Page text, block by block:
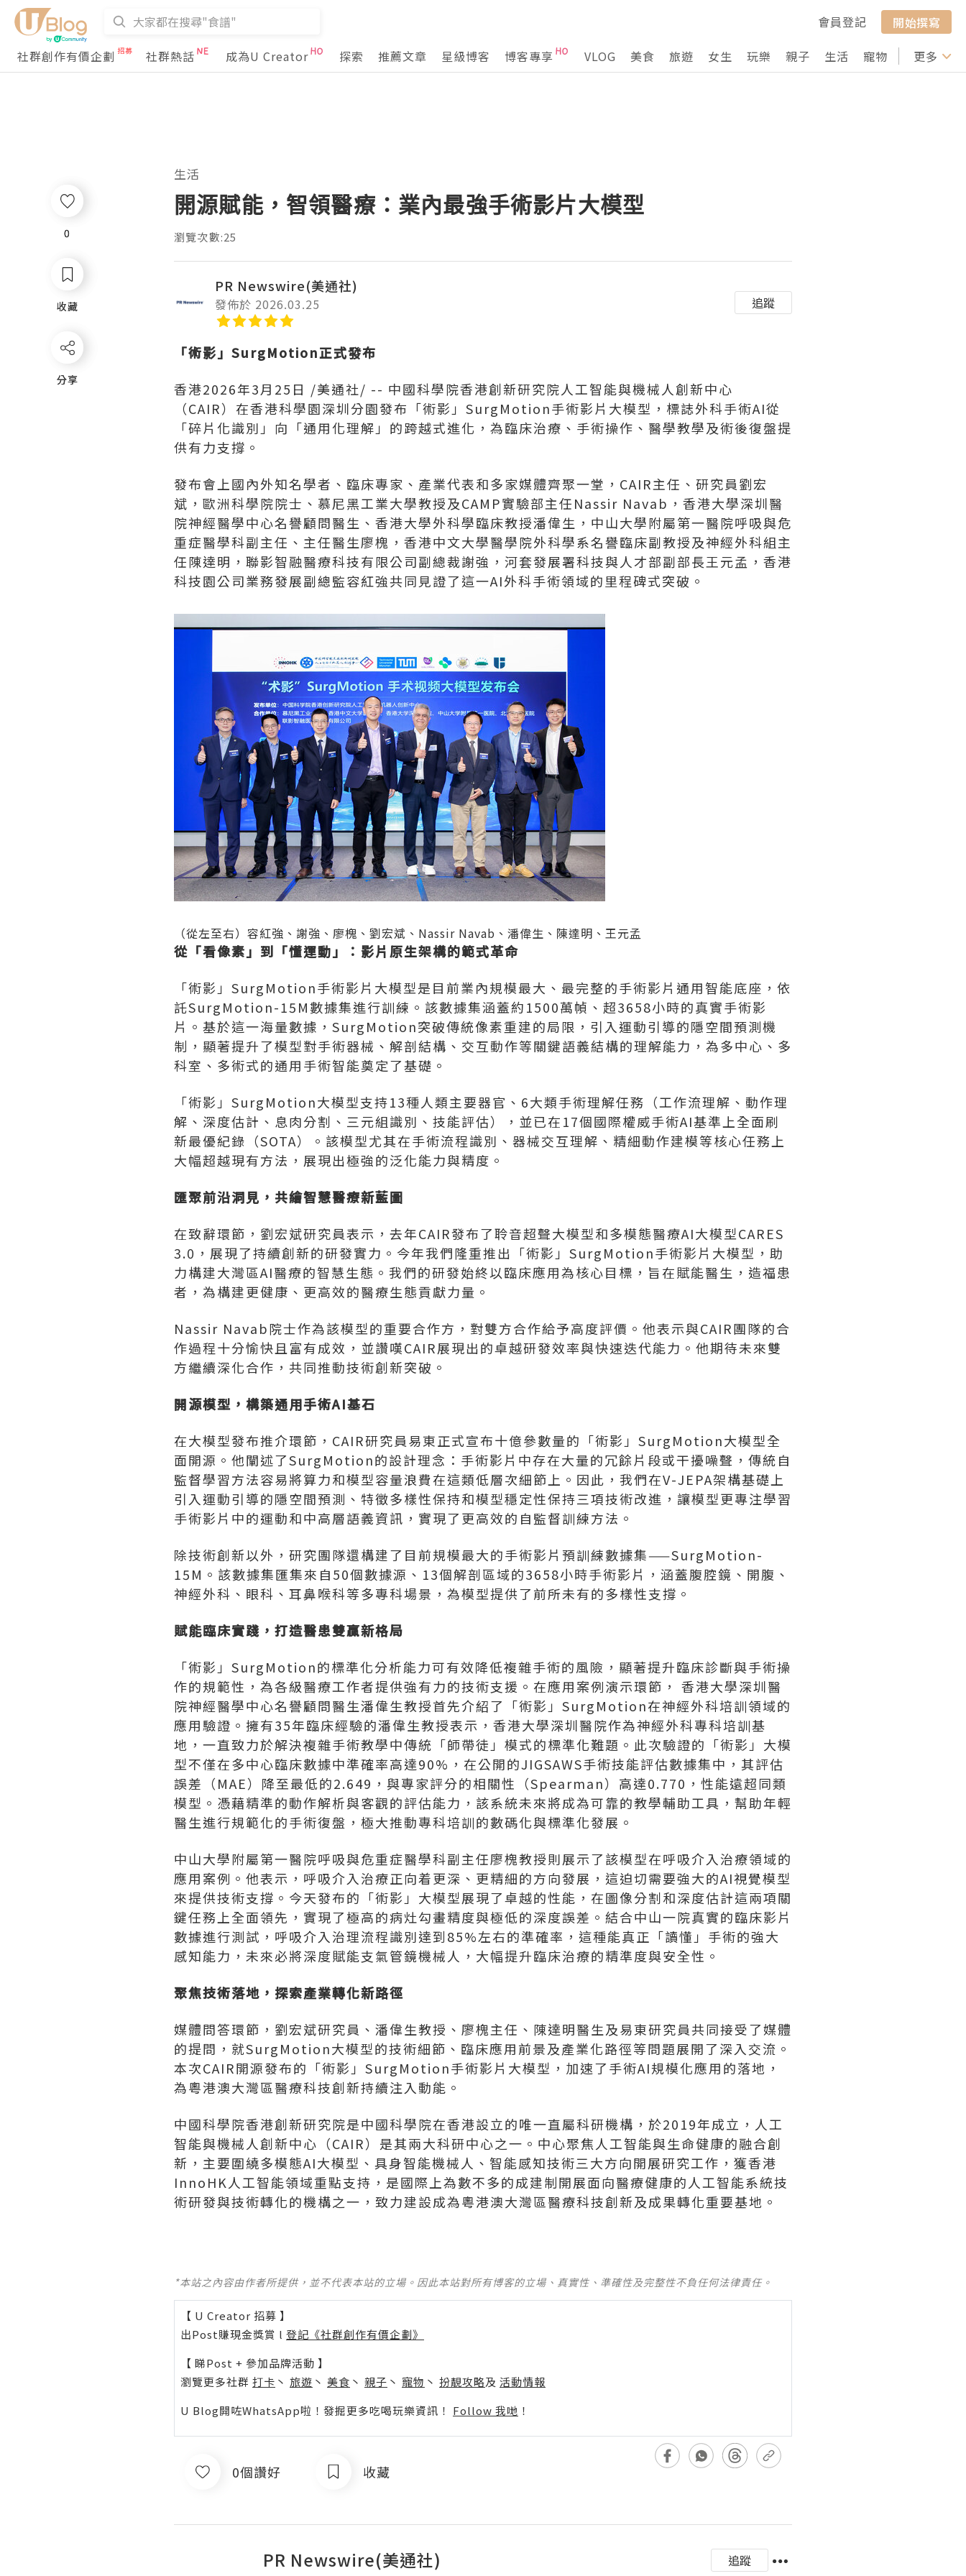
會員登記
開始撰寫
社群創作有價企劃
社群熱話 成為U Creator 探索 推薦文章 星級博客 博客專享 VLOG 美食 旅遊 女生 玩樂 親子 生活 寵物 行山 打卡
更多
0
收藏
分享
生活
開源賦能，智領醫療：業內最強手術影片大模型
瀏覽次數:25
PR Newswire(美通社)
發佈於 2026.03.25 追蹤
「術影」SurgMotion正式發布
香港2026年3月25日 /美通社/ -- 中國科學院香港創新研究院人工智能與機械人創新中心
（CAIR）在香港科學園深圳分園發布「術影」SurgMotion手術影片大模型，標誌外科手術AI從
「碎片化識別」向「通用化理解」的跨越式進化，為臨床治療、手術操作、醫學教學及術後復盤提
供有力支撐。
發布會上國內外知名學者、臨床專家、產業代表和多家媒體齊聚一堂，CAIR主任、研究員劉宏
斌，歐洲科學院院士、慕尼黑工業大學教授及CAMP實驗部主任Nassir Navab，香港大學深圳醫
院神經醫學中心名譽顧問醫生、香港大學外科學臨床教授潘偉生，中山大學附屬第一醫院呼吸與危
重症醫學科副主任、主任醫生廖槐，香港中文大學醫學院外科學系名譽臨床副教授及神經外科組主
任陳達明，聯影智融醫療科技有限公司副總裁謝強，河套發展署科技與人才部副部長王元孟，香港
科技園公司業務發展副總監容紅強共同見證了這一AI外科手術領域的里程碑式突破。
（從左至右）容紅強、謝強、廖槐、劉宏斌、Nassir Navab、潘偉生、陳達明、王元孟
從「看像素」到「懂運動」：影片原生架構的範式革命
「術影」SurgMotion手術影片大模型是目前業內規模最大、最完整的手術影片通用智能底座，依
託SurgMotion-15M數據集進行訓練。該數據集涵蓋約1500萬幀、超3658小時的真實手術影
片。基於這一海量數據，SurgMotion突破傳統像素重建的局限，引入運動引導的隱空間預測機
制，顯著提升了模型對手術器械、解剖結構、交互動作等關鍵語義結構的理解能力，為多中心、多
科室、多術式的通用手術智能奠定了基礎。
「術影」SurgMotion大模型支持13種人類主要器官、6大類手術理解任務（工作流理解、動作理
解、深度估計、息肉分割、三元組識別、技能評估），並已在17個國際權威手術AI基準上全面刷
新最優紀錄（SOTA）。該模型尤其在手術流程識別、器械交互理解、精細動作建模等核心任務上
大幅超越現有方法，展現出極強的泛化能力與精度。
匯聚前沿洞見，共繪智慧醫療新藍圖
在致辭環節，劉宏斌研究員表示，去年CAIR發布了聆音超聲大模型和多模態醫療AI大模型CARES
3.0，展現了持續創新的研發實力。今年我們隆重推出「術影」SurgMotion手術影片大模型，助
力構建大灣區AI醫療的智慧生態。我們的研發始終以臨床應用為核心目標，旨在賦能醫生，造福患
者，為構建更健康、更高效的醫療生態貢獻力量。
Nassir Navab院士作為該模型的重要合作方，對雙方合作給予高度評價。他表示與CAIR團隊的合
作過程十分愉快且富有成效，並讚嘆CAIR展現出的卓越研發效率與快速迭代能力。他期待未來雙
方繼續深化合作，共同推動技術創新突破。
開源模型，構築通用手術AI基石
在大模型發布推介環節，CAIR研究員易東正式宣布十億參數量的「術影」SurgMotion大模型全
面開源。他闡述了SurgMotion的設計理念：手術影片中存在大量的冗餘片段或干擾噪聲，傳統自
監督學習方法容易將算力和模型容量浪費在這類低層次細節上。因此，我們在V-JEPA架構基礎上
引入運動引導的隱空間預測、特徵多樣性保持和模型穩定性保持三項技術改進，讓模型更專注學習
手術影片中的運動和中高層語義資訊，實現了更高效的自監督訓練方法。
除技術創新以外，研究團隊還構建了目前規模最大的手術影片預訓練數據集——SurgMotion-
15M。該數據集匯集來自50個數據源、13個解剖區域的3658小時手術影片，涵蓋腹腔鏡、開腹、
神經外科、眼科、耳鼻喉科等多專科場景，為模型提供了前所未有的多樣性支撐。
賦能臨床實踐，打造醫患雙贏新格局
「術影」SurgMotion的標準化分析能力可有效降低複雜手術的風險，顯著提升臨床診斷與手術操
作的規範性，為各級醫療工作者提供強有力的技術支援。在應用案例演示環節， 香港大學深圳醫
院神經醫學中心名譽顧問醫生潘偉生教授首先介紹了「術影」SurgMotion在神經外科培訓領域的
應用驗證。擁有35年臨床經驗的潘偉生教授表示，香港大學深圳醫院作為神經外科專科培訓基
地，一直致力於解決複雜手術教學中傳統「師帶徒」模式的標準化難題。此次驗證的「術影」大模
型不僅在多中心臨床數據中準確率高達90%，在公開的JIGSAWS手術技能評估數據集中，其評估
誤差（MAE）降至最低的2.649，與專家評分的相關性（Spearman）高達0.770，性能遠超同類
模型。憑藉精準的動作解析與客觀的評估能力，該系統未來將成為可靠的教學輔助工具，幫助年輕
醫生進行規範化的手術復盤，極大推動專科培訓的數碼化與標準化發展。
中山大學附屬第一醫院呼吸與危重症醫學科副主任廖槐教授則展示了該模型在呼吸介入治療領域的
應用案例。他表示，呼吸介入治療正向着更深、更精細的方向發展，這迫切需要強大的AI視覺模型
來提供技術支撐。今天發布的「術影」大模型展現了卓越的性能，在圖像分割和深度估計這兩項關
鍵任務上全面領先，實現了極高的病灶勾畫精度與極低的深度誤差。結合中山一院真實的臨床影片
數據進行測試，呼吸介入治理流程識別達到85%左右的準確率，這種能真正「讀懂」手術的強大
感知能力，未來必將深度賦能支氣管鏡機械人，大幅提升臨床治療的精準度與安全性。
聚焦技術落地，探索產業轉化新路徑
媒體問答環節，劉宏斌研究員、潘偉生教授、廖槐主任、陳達明醫生及易東研究員共同接受了媒體
的提問，就SurgMotion大模型的技術細節、臨床應用前景及產業化路徑等問題展開了深入交流。
本次CAIR開源發布的「術影」SurgMotion手術影片大模型，加速了手術AI規模化應用的落地，
為粵港澳大灣區醫療科技創新持續注入動能。
中國科學院香港創新研究院是中國科學院在香港設立的唯一直屬科研機構，於2019年成立，人工
智能與機械人創新中心（CAIR）是其兩大科研中心之一。中心聚焦人工智能與生命健康的融合創
新，主要圍繞多模態AI大模型、具身智能機械人、智能感知技術三大方向開展研究工作，獲香港
InnoHK人工智能領域重點支持，是國際上為數不多的成建制開展面向醫療健康的人工智能系統技
術研發與技術轉化的機構之一，致力建設成為粵港澳大灣區醫療科技創新及成果轉化重要基地。
*本站之內容由作者所提供，並不代表本站的立場。因此本站對所有博客的立場、真實性、準確性及完整性不負任何法律責任。
【 U Creator 招募 】
出Post賺現金獎賞 l 登記《社群創作有價企劃》
【 睇Post + 參加品牌活動 】
瀏覽更多社群 打卡 丶 旅遊 丶 美食 丶 親子 丶 寵物 丶 扮靚攻略及 活動情報
U Blog開咗WhatsApp啦！發掘更多吃喝玩樂資訊！ Follow 我哋 ！
0個讚好 收藏
PR Newswire(美通社) 追蹤
0
收藏
分享